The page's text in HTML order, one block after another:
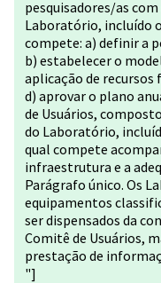
pesquisadores/as
Laboratório, incluído
compete: a) definir a
b) estabelecer o
aplicação de recursos
d) aprovar o plano
de Usuários,
do Laboratório,
qual compete
infraestrutura e a
Parágrafo único. Os
equipamentos
ser dispensados da
Comitê de Usuários,
prestação de
"]